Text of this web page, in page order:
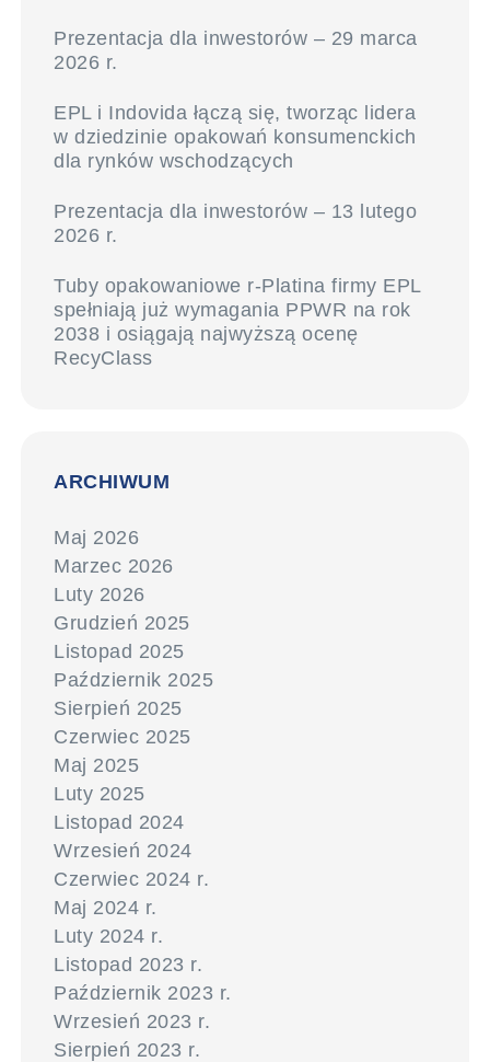
Prezentacja dla inwestorów – 29 marca
2026 r.
EPL i Indovida łączą się, tworząc lidera
w dziedzinie opakowań konsumenckich
dla rynków wschodzących
Prezentacja dla inwestorów – 13 lutego
2026 r.
Tuby opakowaniowe r-Platina firmy EPL
spełniają już wymagania PPWR na rok
2038 i osiągają najwyższą ocenę
RecyClass
ARCHIWUM
Maj 2026
Marzec 2026
Luty 2026
Grudzień 2025
Listopad 2025
Październik 2025
Sierpień 2025
Czerwiec 2025
Maj 2025
Luty 2025
Listopad 2024
Wrzesień 2024
Czerwiec 2024 r.
Maj 2024 r.
Luty 2024 r.
Listopad 2023 r.
Październik 2023 r.
Wrzesień 2023 r.
Sierpień 2023 r.